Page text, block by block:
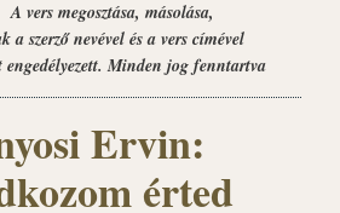
A vers megosztása, másolása,
a szerző nevével és a vers címével
engedélyezett. Minden jog fenntartva
Ervin:
érted